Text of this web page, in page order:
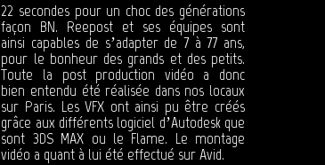
22 secondes pour un choc des générations
façon BN. Reepost et ses équipes sont
ainsi capables de s’adapter de 7 à 77 ans,
pour le bonheur des grands et des petits.
Toute la post production vidéo a donc
bien entendu été réalisée dans nos locaux
sur Paris. Les VFX ont ainsi pu être créés
grâce aux différents logiciel d’Autodesk que
sont 3DS MAX ou le Flame. Le montage
vidéo a quant à lui été effectué sur Avid.